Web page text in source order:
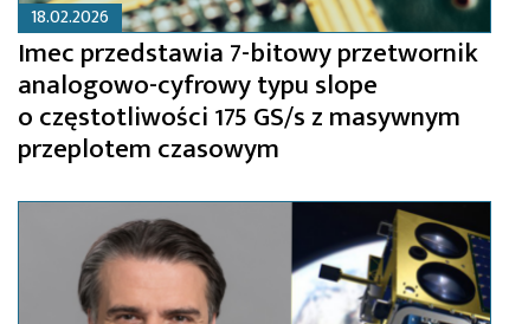
18.02.2026
Imec przedstawia 7-bitowy przetwornik
analogowo-cyfrowy typu slope
o częstotliwości 175 GS/s z masywnym
przeplotem czasowym